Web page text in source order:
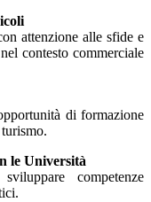
attenzione alle sfide e
contesto commerciale
di formazione
le Università
competenze